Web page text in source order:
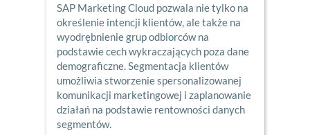
SAP Marketing Cloud pozwala nie tylko na
określenie intencji klientów, ale także na
wyodrębnienie grup odbiorców na
podstawie cech wykraczających poza dane
demograficzne. Segmentacja klientów
umożliwia stworzenie spersonalizowanej
komunikacji marketingowej i zaplanowanie
działań na podstawie rentowności danych
segmentów.